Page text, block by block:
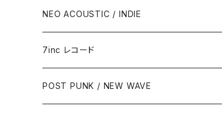
NEO ACOUSTIC / INDIE
7inc レコード
PUNK / 2TONE
POST PUNK / NEW WAVE